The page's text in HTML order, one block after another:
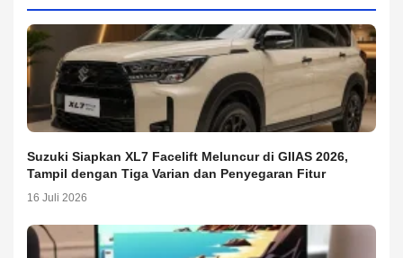
Suzuki Siapkan XL7 Facelift Meluncur di GIIAS 2026,
Tampil dengan Tiga Varian dan Penyegaran Fitur
16 Juli 2026